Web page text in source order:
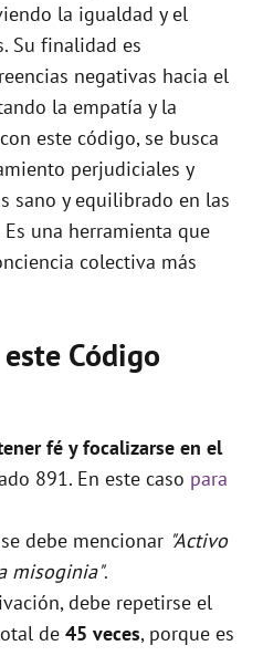
la igualdad y el
Su finalidad es
negativas hacia el
la empatía y la
este código, se busca
perjudiciales y
sano y equilibrado en las
una herramienta que
colectiva más
Código
fé y focalizarse en el
891. En este caso para
debe mencionar "Activo
misoginia".
debe repetirse el
de 45 veces, porque es